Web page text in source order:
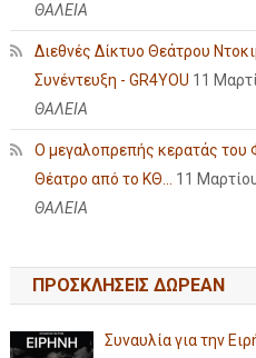
ΘΑΛΕΙΑ
Διεθνές Δίκτυο Θεάτρου
Συνέντευξη - GR4YOU 11
ΘΑΛΕΙΑ
Ο μεγαλοπρεπής κερατάς του
Θέατρο από το ΚΘ...
11
ΘΑΛΕΙΑ
ΠΡΟΣΚΛΗΣΕΙΣ ΔΩΡΕΑΝ
Συναυλία για την